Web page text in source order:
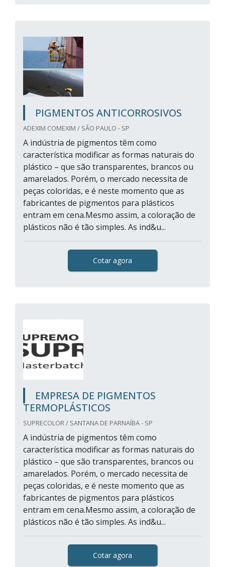
PIGMENTOS ANTICORROSIVOS
ADEXIM COMEXIM / SÃO PAULO - SP
A indústria de pigmentos têm como
característica modificar as formas naturais do
plástico – que são transparentes, brancos ou
amarelados. Porém, o mercado necessita de
peças coloridas, e é neste momento que as
fabricantes de pigmentos para plásticos
entram em cena.Mesmo assim, a coloração de
plásticos não é tão simples. As ind&u...
Cotar agora
EMPRESA DE PIGMENTOS
TERMOPLÁSTICOS
SUPRECOLOR / SANTANA DE PARNAÍBA - SP
A indústria de pigmentos têm como
característica modificar as formas naturais do
plástico – que são transparentes, brancos ou
amarelados. Porém, o mercado necessita de
peças coloridas, e é neste momento que as
fabricantes de pigmentos para plásticos
entram em cena.Mesmo assim, a coloração de
plásticos não é tão simples. As ind&u...
Cotar agora